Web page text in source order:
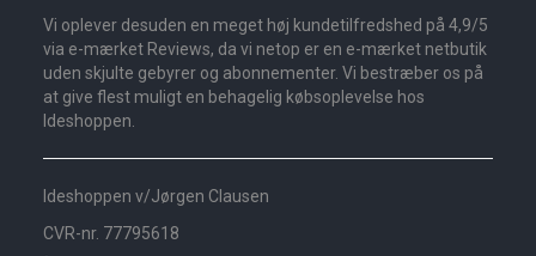
Vi oplever desuden en meget høj kundetilfredshed på 4,9/5
via e-mærket Reviews, da vi netop er en e-mærket netbutik
uden skjulte gebyrer og abonnementer. Vi bestræber os på
at give flest muligt en behagelig købsoplevelse hos
Ideshoppen.
Ideshoppen v/Jørgen Clausen
CVR-nr. 77795618